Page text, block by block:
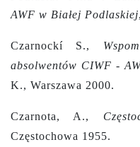
AWF w Białej Podlaskiej
Czarnockí S.,
absolwentów CIWF -
K., Warszawa 2000.
Czarnota, A.,
Częstochowa 1955.